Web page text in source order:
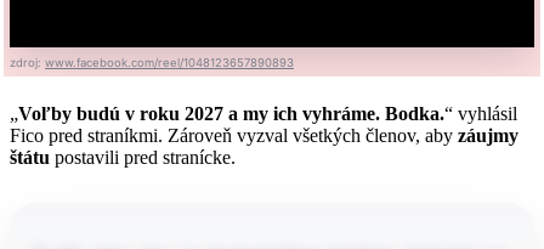
zdroj: www.facebook.com/reel/1048123657890893
„Voľby budú v roku 2027 a my ich vyhráme. Bodka.“ vyhlásil
Fico pred straníkmi. Zároveň vyzval všetkých členov, aby záujmy
štátu postavili pred stranícke.